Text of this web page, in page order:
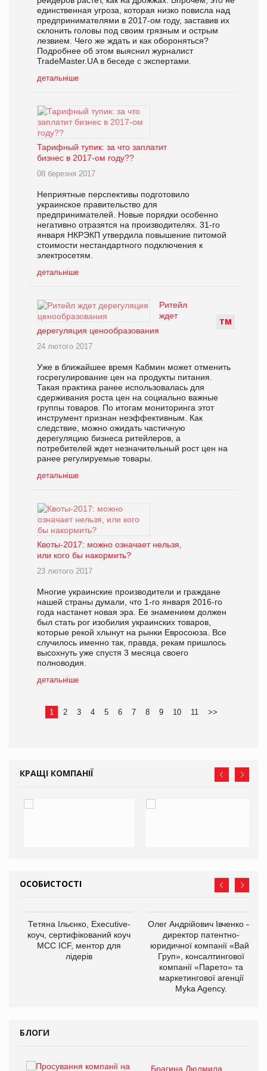
единственная угроза, которая низко повисла над
предпринимателями в 2017-ом году, заставив их
склонить головы под своим грязным и острым
лезвием. Чего же ждать и как обороняться?
Подробнее об этом выяснил журналист
TradeMaster.UA в беседе с экспертами.
детальніше
Тарифный тупик: за что заплатит
бизнес в 2017-ом году??
08 березня 2017
Неприятные перспективы подготовило
украинское правительство для
предпринимателей. Новые порядки особенно
негативно отразятся на производителях. 31-го
января НКРЭКП утвердила повышение питомой
стоимости нестандартного подключения к
электросетям.
детальніше
ТМ
Ритейл
ждет
дерегуляция ценообразования
24 лютого 2017
Уже в ближайшее время Кабмин может отменить
госрегулирование цен на продукты питания.
Такая практика ранее использовалась для
сдерживания роста цен на социально важные
группы товаров. По итогам мониторинга этот
инструмент признан неэффективным. Как
следствие, можно ожидать частичную
дерегуляцию бизнеса ритейлеров, а
потребителей ждет незначительный рост цен на
ранее регулируемые товары.
детальніше
Квоты-2017: можно означает нельзя,
или кого бы накормить?
23 лютого 2017
Многие украинские производители и граждане
нашей страны думали, что 1-го января 2016-го
года настанет новая эра. Ее знамением должен
был стать рог изобилия украинских товаров,
которые рекой хлынут на рынки Евросоюза. Все
случилось именно так, правда, рекам пришлось
высохнуть уже спустя 3 месяца своего
полноводия.
детальніше
1 2 3 4 5 6 7 8 9 10 11 >>
КРАЩІ КОМПАНІЇ
ОСОБИСТОСТІ
Тетяна Ільєнко, Executive-
коуч, сертифікований коуч
МСС ICF, ментор для
лідерів
Олег Андрійович Івченко —
директор патентно-
юридичної компанії «Вайз
Груп», консалтингової
компанії «Парето» та
маркетингової агенції
Myka Agency.
БЛОГИ
Брагина Людмила